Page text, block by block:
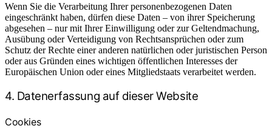
Wenn Sie die Verarbeitung Ihrer personenbezogenen Daten
eingeschränkt haben, dürfen diese Daten – von ihrer Speicherung
abgesehen – nur mit Ihrer Einwilligung oder zur Geltendmachung,
Ausübung oder Verteidigung von Rechtsansprüchen oder zum
Schutz der Rechte einer anderen natürlichen oder juristischen Person
oder aus Gründen eines wichtigen öffentlichen Interesses der
Europäischen Union oder eines Mitgliedstaats verarbeitet werden.
4. Datenerfassung auf dieser Website
Cookies